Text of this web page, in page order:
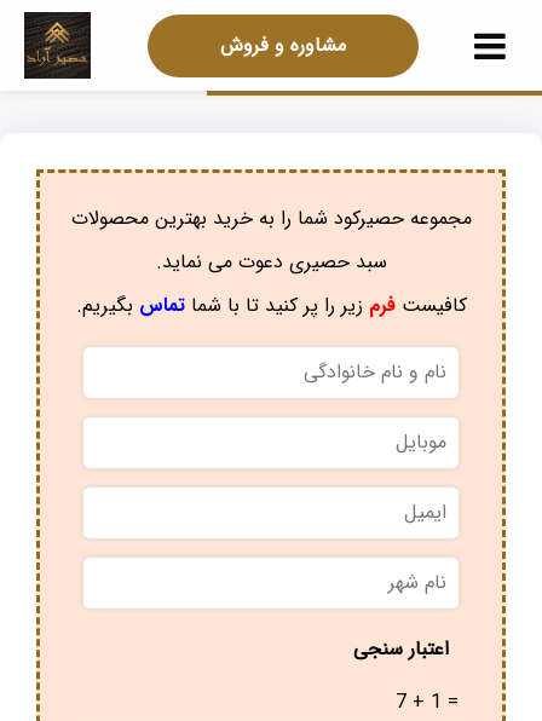
مشاوره و فروش
مجموعه حصیرکود شما را به خرید بهترین محصولات
سبد حصیری دعوت می نماید.
کافیستفرم زیر را پر کنید تا با شماتماس بگیریم.
نام
و
نام
خانوادگی
موبایل
ایمیل
نام
شهر *
اعتبار سنجی
7 + 1 =